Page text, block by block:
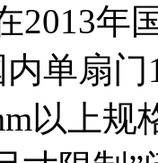
2013年
单扇门
以上